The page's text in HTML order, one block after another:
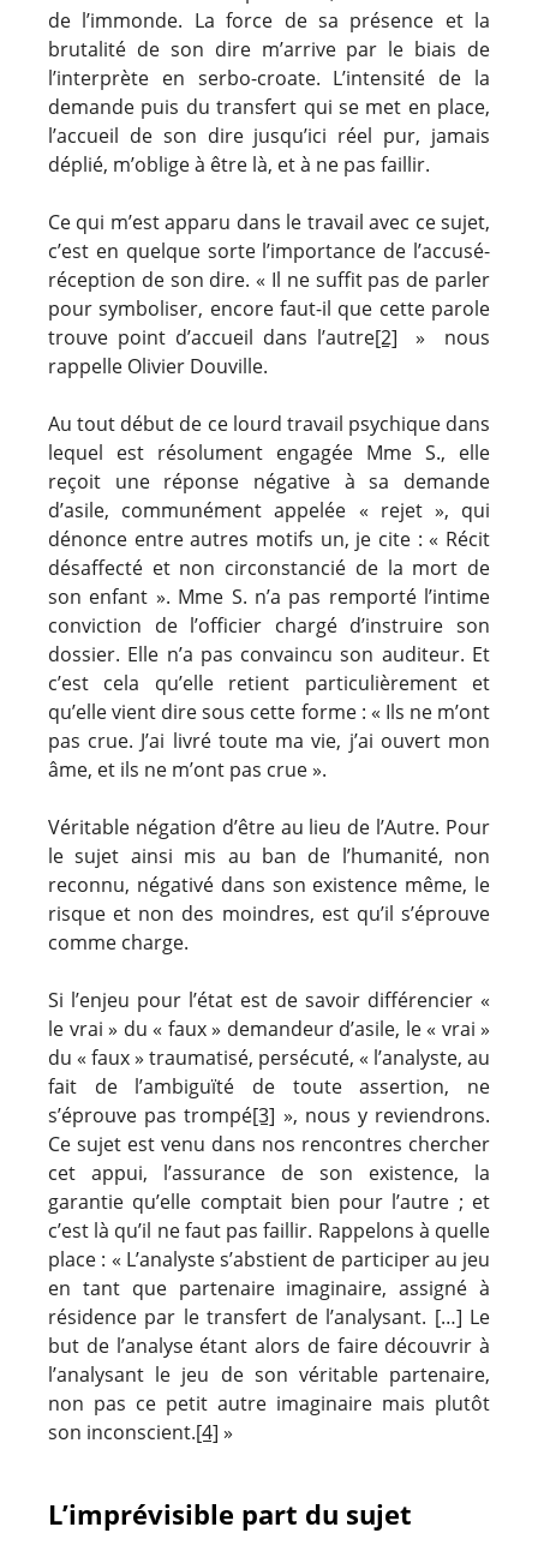
de l’immonde. La force de sa présence et la
brutalité de son dire m’arrive par le biais de
l’interprète en serbo-croate. L’intensité de la
demande puis du transfert qui se met en place,
l’accueil de son dire jusqu’ici réel pur, jamais
déplié, m’oblige à être là, et à ne pas faillir.
Ce qui m’est apparu dans le travail avec ce sujet,
c’est en quelque sorte l’importance de l’accusé-
réception de son dire. « Il ne suffit pas de parler
pour symboliser, encore faut-il que cette parole
trouve point d’accueil dans l’autre[2] » nous
rappelle Olivier Douville.
Au tout début de ce lourd travail psychique dans
lequel est résolument engagée Mme S., elle
reçoit une réponse négative à sa demande
d’asile, communément appelée « rejet », qui
dénonce entre autres motifs un, je cite : « Récit
désaffecté et non circonstancié de la mort de
son enfant ». Mme S. n’a pas remporté l’intime
conviction de l’officier chargé d’instruire son
dossier. Elle n’a pas convaincu son auditeur. Et
c’est cela qu’elle retient particulièrement et
qu’elle vient dire sous cette forme : « Ils ne m’ont
pas crue. J’ai livré toute ma vie, j’ai ouvert mon
âme, et ils ne m’ont pas crue ».
Véritable négation d’être au lieu de l’Autre. Pour
le sujet ainsi mis au ban de l’humanité, non
reconnu, négativé dans son existence même, le
risque et non des moindres, est qu’il s’éprouve
comme charge.
Si l’enjeu pour l’état est de savoir différencier «
le vrai » du « faux » demandeur d’asile, le « vrai »
du « faux » traumatisé, persécuté, « l’analyste, au
fait de l’ambiguïté de toute assertion, ne
s’éprouve pas trompé[3] », nous y reviendrons.
Ce sujet est venu dans nos rencontres chercher
cet appui, l’assurance de son existence, la
garantie qu’elle comptait bien pour l’autre ; et
c’est là qu’il ne faut pas faillir. Rappelons à quelle
place : « L’analyste s’abstient de participer au jeu
en tant que partenaire imaginaire, assigné à
résidence par le transfert de l’analysant. […] Le
but de l’analyse étant alors de faire découvrir à
l’analysant le jeu de son véritable partenaire,
non pas ce petit autre imaginaire mais plutôt
son inconscient.[4] »
L’imprévisible part du sujet